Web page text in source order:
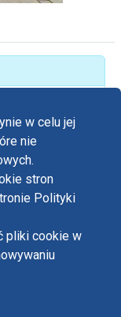
w celu jej
nie
stron
Polityki
pliki cookie w
OO.